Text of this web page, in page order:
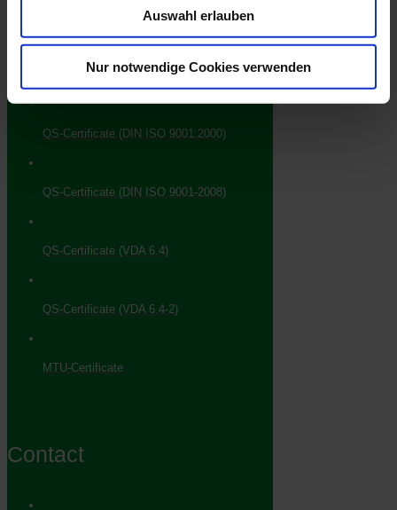
Auswahl erlauben
Nur notwendige Cookies verwenden
Downloads
QS-Certificate (DIN ISO 9001:2000)
QS-Certificate (DIN ISO 9001-2008)
QS-Certificate (VDA 6.4)
QS-Certificate (VDA 6.4-2)
MTU-Certificate
Contact